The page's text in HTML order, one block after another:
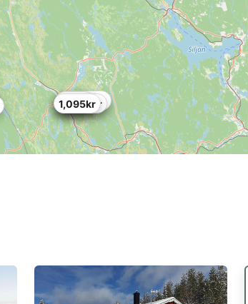
712.08kr
828kr
852.84kr
980kr
1,095kr